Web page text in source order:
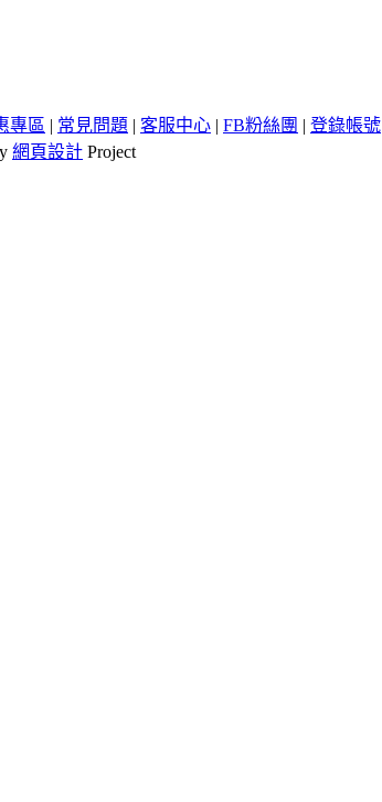
專區 | 常見問題 | 客服中心 | FB粉絲團 | 登錄帳號
網頁設計 Project